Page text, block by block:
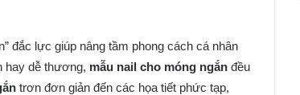
đắc lực giúp nâng tầm phong cách cá nhân
hay dễ thương, mẫu nail cho móng ngắn đều
trơn đơn giản đến các họa tiết phức tạp,